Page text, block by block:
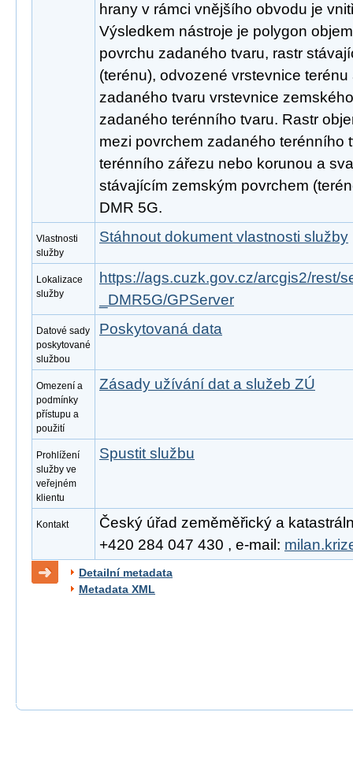
hrany v rámci vnějšího obvodu je
Výsledkem nástroje je polygon
povrchu zadaného tvaru, rastr
(terénu), odvozené vrstevnice
zadaného tvaru vrstevnice
zadaného terénního tvaru. Rastr
mezi povrchem zadaného terénního
terénního zářezu nebo korunou a
stávajícím zemským povrchem
DMR 5G.
Vlastnosti
služby
Stáhnout dokument vlastnosti služby
Lokalizace
služby
https://ags.cuzk.gov.cz/arcgis2/rest/
_DMR5G/GPServer
Datové sady
poskytované
službou
Poskytovaná data
Omezení a
podmínky
přístupu a
použití
Zásady užívání dat a služeb ZÚ
Prohlížení
služby ve
veřejném
klientu
Spustit službu
Kontakt
Český úřad zeměměřický a
+420 284 047 430 , e-mail:
Detailní metadata
Metadata XML